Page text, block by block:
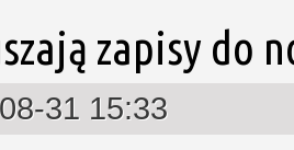
zapisy do
31 15:33